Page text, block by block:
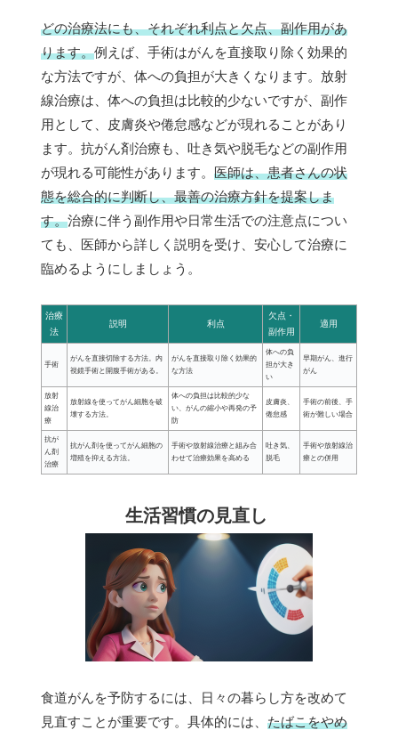
どの治療法にも、それぞれ利点と欠点、副作用があ
ります。例えば、手術はがんを直接取り除く効果的
な方法ですが、体への負担が大きくなります。放射
線治療は、体への負担は比較的少ないですが、副作
用として、皮膚炎や倦怠感などが現れることがあり
ます。抗がん剤治療も、吐き気や脱毛などの副作用
が現れる可能性があります。 医師は、患者さんの状
態を総合的に判断し、最善の治療方針を提案しま
す。治療に伴う副作用や日常生活での注意点につい
ても、医師から詳しく説明を受け、安心して治療に
臨めるようにしましょう。
治療
法
説明 利点
欠点・
副作用
適用
手術
がんを直接切除する方法。内
視鏡手術と開腹手術がある。
がんを直接取り除く効果的
な方法
体への負
担が大き
い
早期がん、進行
がん
放射
線治
療
放射線を使ってがん細胞を破
壊する方法。
体への負担は比較的少な
い、がんの縮小や再発の予
防
皮膚炎、
倦怠感
手術の前後、手
術が難しい場合
抗が
ん剤
治療
抗がん剤を使ってがん細胞の
増殖を抑える方法。
手術や放射線治療と組み合
わせて治療効果を高める
吐き気、
脱毛
手術や放射線治
療との併用
生活習慣の見直し
食道がんを予防するには、日々の暮らし方を改めて
見直すことが重要です。具体的には、 たばこをやめ